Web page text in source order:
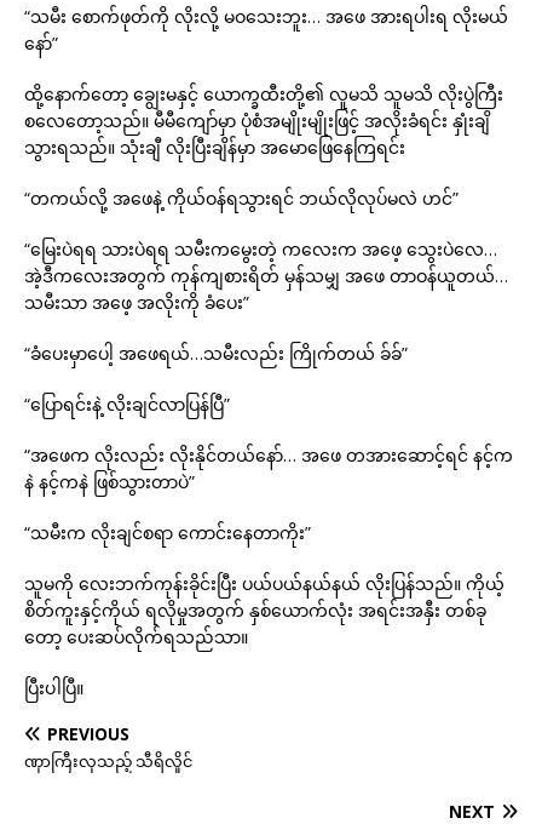
“သမီး စောက်ဖုတ်ကို လိုးလို့ မဝသေးဘူး… အဖေ အားရပါးရ လိုးမယ်
နော်”
ထို့နောက်တော့ ချွေးမနှင့် ယောက္ခထီးတို့၏ လူမသိ သူမသိ လိုးပွဲကြီး
စလေတော့သည်။ မီမီကျော်မှာ ပုံစံအမျိုးမျိုးဖြင့် အလိုးခံရင်း နှုံးချိ
သွားရသည်။ သုံးချီ လိုးပြီးချိန်မှာ အမောဖြေနေကြရင်း
“တကယ်လို့ အဖေနဲ့ ကိုယ်ဝန်ရသွားရင် ဘယ်လိုလုပ်မလဲ ဟင်”
“မြေးပဲရရ သားပဲရရ သမီးကမွေးတဲ့ ကလေးက အဖေ့ သွေးပဲလေ…
အဲ့ဒီကလေးအတွက် ကုန်ကျစားရိတ် မှန်သမျှ အဖေ တာဝန်ယူတယ်…
သမီးသာ အဖေ့ အလိုးကို ခံပေး”
“ခံပေးမှာပေါ့ အဖေရယ်…သမီးလည်း ကြိုက်တယ် ခ်ခ်”
“ပြောရင်းနဲ့ လိုးချင်လာပြန်ပြီ”
“အဖေက လိုးလည်း လိုးနိုင်တယ်နော်… အဖေ တအားဆောင့်ရင် နင့်က
နဲ နင့်ကနဲ ဖြစ်သွားတာပဲ”
“သမီးက လိုးချင်စရာ ကောင်းနေတာကိုး”
သူမကို လေးဘက်ကုန်းခိုင်းပြီး ပယ်ပယ်နယ်နယ် လိုးပြန်သည်။ ကိုယ့်
စိတ်ကူးနှင့်ကိုယ် ရလိုမှုအတွက် နှစ်ယောက်လုံး အရင်းအနှီး တစ်ခု
တော့ ပေးဆပ်လိုက်ရသည်သာ။
ပြီးပါပြီ။
PREVIOUS
ဏှာကြီးလှသည့် သီရိလှိုင်
NEXT